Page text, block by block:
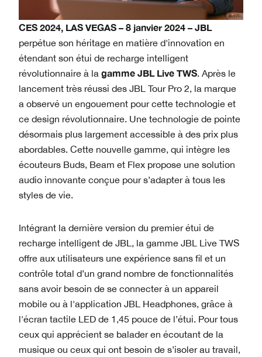
CES 2024, LAS VEGAS – 8 janvier 2024 – JBL
perpétue son héritage en matière d'innovation en
étendant son étui de recharge intelligent
révolutionnaire à la gamme JBL Live TWS. Après le
lancement très réussi des JBL Tour Pro 2, la marque
a observé un engouement pour cette technologie et
ce design révolutionnaire. Une technologie de pointe
désormais plus largement accessible à des prix plus
abordables. Cette nouvelle gamme, qui intègre les
écouteurs Buds, Beam et Flex propose une solution
audio innovante conçue pour s’adapter à tous les
styles de vie.
Intégrant la dernière version du premier étui de
recharge intelligent de JBL, la gamme JBL Live TWS
offre aux utilisateurs une expérience sans fil et un
contrôle total d’un grand nombre de fonctionnalités
sans avoir besoin de se connecter à un appareil
mobile ou à l'application JBL Headphones, grâce à
l'écran tactile LED de 1,45 pouce de l’étui. Pour tous
ceux qui apprécient se balader en écoutant de la
musique ou ceux qui ont besoin de s’isoler au travail,